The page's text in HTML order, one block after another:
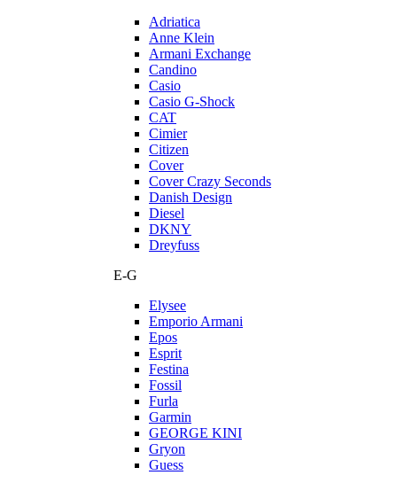
Adriatica
Anne Klein
Armani Exchange
Candino
Casio
Casio G-Shock
CAT
Cimier
Citizen
Cover
Cover Crazy Seconds
Danish Design
Diesel
DKNY
Dreyfuss
E-G
Elysee
Emporio Armani
Epos
Esprit
Festina
Fossil
Furla
Garmin
GEORGE KINI
Gryon
Guess